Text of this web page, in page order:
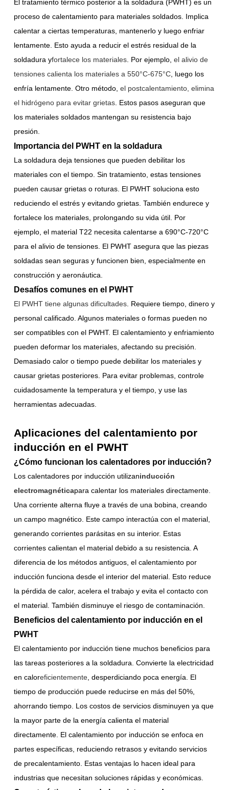
El tratamiento térmico posterior a la soldadura (PWHT) es un
proceso de calentamiento para materiales soldados. Implica
calentar a ciertas temperaturas, mantenerlo y luego enfriar
lentamente. Esto ayuda a reducir el estrés residual de la
soldadura yfortalece los materiales . Por ejemplo,el alivio de
tensiones calienta los materiales a 550°C-675°C , luego los
enfría lentamente. Otro método,el postcalentamiento, elimina
el hidrógeno para evitar grietas . Estos pasos aseguran que
los materiales soldados mantengan su resistencia bajo
presión.
Importancia del PWHT en la soldadura
La soldadura deja tensiones que pueden debilitar los
materiales con el tiempo. Sin tratamiento, estas tensiones
pueden causar grietas o roturas. El PWHT soluciona esto
reduciendo el estrés y evitando grietas. También endurece y
fortalece los materiales, prolongando su vida útil. Por
ejemplo, el material T22 necesita calentarse a 690°C-720°C
para el alivio de tensiones. El PWHT asegura que las piezas
soldadas sean seguras y funcionen bien, especialmente en
construcción y aeronáutica.
Desafíos comunes en el PWHT
El PWHT tiene algunas dificultades . Requiere tiempo, dinero y
personal calificado. Algunos materiales o formas pueden no
ser compatibles con el PWHT. El calentamiento y enfriamiento
pueden deformar los materiales, afectando su precisión.
Demasiado calor o tiempo puede debilitar los materiales y
causar grietas posteriores. Para evitar problemas, controle
cuidadosamente la temperatura y el tiempo, y use las
herramientas adecuadas.
Aplicaciones del calentamiento por
inducción en el PWHT
¿Cómo funcionan los calentadores por inducción?
Los calentadores por inducción utilizaninducción
electromagnéticapara calentar los materiales directamente.
Una corriente alterna fluye a través de una bobina, creando
un campo magnético. Este campo interactúa con el material,
generando corrientes parásitas en su interior. Estas
corrientes calientan el material debido a su resistencia. A
diferencia de los métodos antiguos, el calentamiento por
inducción funciona desde el interior del material. Esto reduce
la pérdida de calor, acelera el trabajo y evita el contacto con
el material. También disminuye el riesgo de contaminación.
Beneficios del calentamiento por inducción en el
PWHT
El calentamiento por inducción tiene muchos beneficios para
las tareas posteriores a la soldadura. Convierte la electricidad
en caloreficientemente , desperdiciando poca energía. El
tiempo de producción puede reducirse en más del 50%,
ahorrando tiempo. Los costos de servicios disminuyen ya que
la mayor parte de la energía calienta el material
directamente. El calentamiento por inducción se enfoca en
partes específicas, reduciendo retrasos y evitando servicios
de precalentamiento. Estas ventajas lo hacen ideal para
industrias que necesitan soluciones rápidas y económicas.